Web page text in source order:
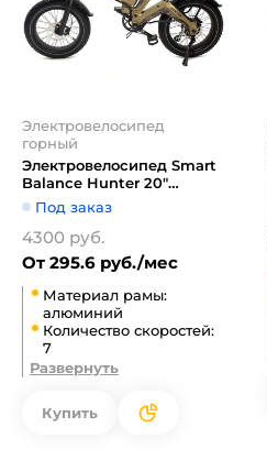
Электровелосипед
горный
Электровелосипед Smart
Balance Hunter 20"
(золотой)
Под заказ
4300 руб.
От 295.6 руб./мес
Материал рамы:
алюминий
Количество скоростей:
7
Развернуть
Купить